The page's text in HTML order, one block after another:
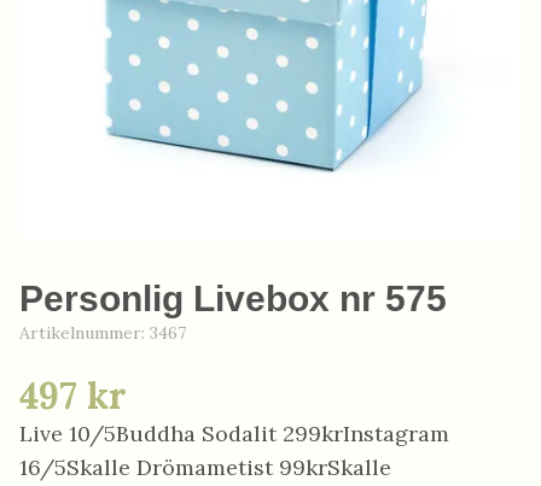
Personlig Livebox nr 575
Artikelnummer: 3467
497 kr
Live 10/5Buddha Sodalit 299krInstagram
16/5Skalle Drömametist 99krSkalle